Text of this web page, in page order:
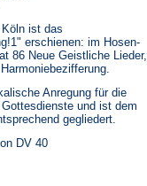
ist das
erschienen: im Hosen-
86 Neue Geistliche Lieder,
Anregung für die
und ist dem
gegliedert.
DV 40